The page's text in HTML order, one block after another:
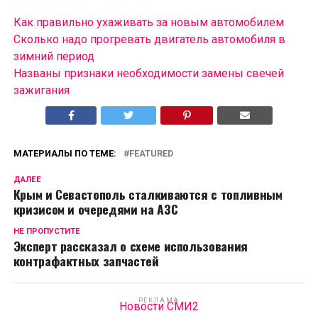
Как правильно ухаживать за новым автомобилем
Сколько надо прогревать двигатель автомобиля в
зимний период
Названы признаки необходимости замены свечей
зажигания
МАТЕРИАЛЫ ПО ТЕМЕ: FEATURED
ДАЛЕЕ
Крым и Севастополь сталкиваются с топливным
кризисом и очередями на АЗС
НЕ ПРОПУСТИТЕ
Эксперт рассказал о схеме использования
контрафактных запчастей
РЕКЛАМА
Новости СМИ2